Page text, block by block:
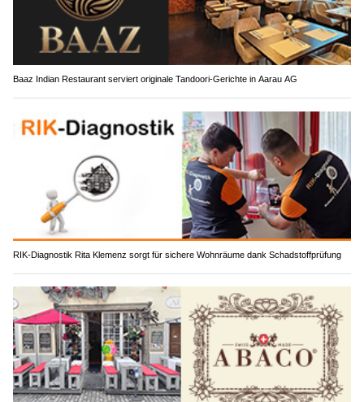
Baaz Indian Restaurant serviert originale Tandoori-Gerichte in Aarau AG
RIK-Diagnostik Rita Klemenz sorgt für sichere Wohnräume dank Schadstoffprüfung